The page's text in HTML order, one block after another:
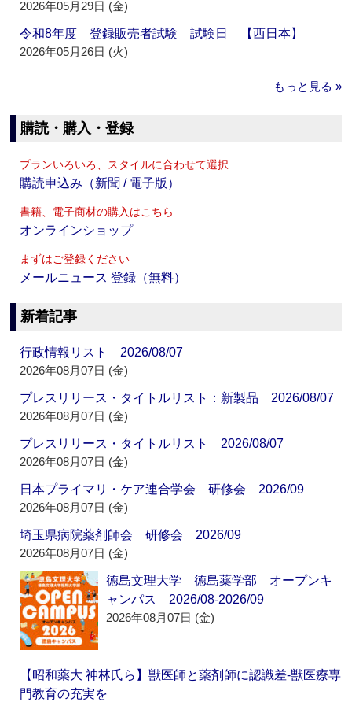
2026年05月29日 (金)
令和8年度 登録販売者試験 試験日 【西日本】
2026年05月26日 (火)
もっと見る »
購読・購入・登録
プランいろいろ、スタイルに合わせて選択
購読申込み（新聞 / 電子版）
書籍、電子商材の購入はこちら
オンラインショップ
まずはご登録ください
メールニュース 登録（無料）
新着記事
行政情報リスト 2026/08/07
2026年08月07日 (金)
プレスリリース・タイトルリスト：新製品 2026/08/07
2026年08月07日 (金)
プレスリリース・タイトルリスト 2026/08/07
2026年08月07日 (金)
日本プライマリ・ケア連合学会 研修会 2026/09
2026年08月07日 (金)
埼玉県病院薬剤師会 研修会 2026/09
2026年08月07日 (金)
徳島文理大学 徳島薬学部 オープンキ
ャンパス 2026/08-2026/09
2026年08月07日 (金)
【昭和薬大 神林氏ら】獣医師と薬剤師に認識差‐獣医療専
門教育の充実を